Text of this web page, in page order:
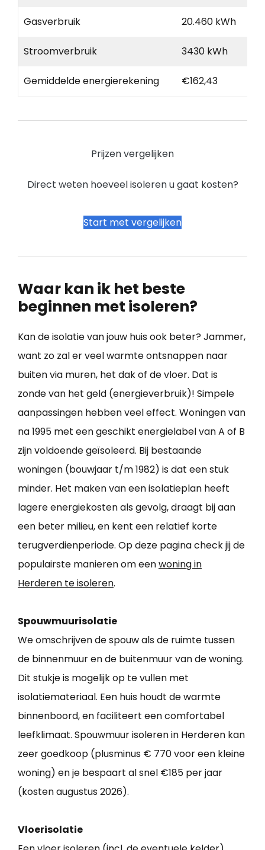
Gasverbruik 20.460 kWh
Stroomverbruik 3430 kWh
Gemiddelde energierekening €162,43
Prijzen vergelijken
Direct weten hoeveel isoleren u gaat kosten?
Start met vergelijken
Waar kan ik het beste
beginnen met isoleren?
Kan de isolatie van jouw huis ook beter? Jammer,
want zo zal er veel warmte ontsnappen naar
buiten via muren, het dak of de vloer. Dat is
zonde van het geld (energieverbruik)! Simpele
aanpassingen hebben veel effect. Woningen van
na 1995 met een geschikt energielabel van A of B
zijn voldoende geïsoleerd. Bij bestaande
woningen (bouwjaar t/m 1982) is dat een stuk
minder. Het maken van een isolatieplan heeft
lagere energiekosten als gevolg, draagt bij aan
een beter milieu, en kent een relatief korte
terugverdienperiode. Op deze pagina check jij de
populairste manieren om eenwoning in
Herderen te isoleren.
Spouwmuurisolatie
We omschrijven de spouw als de ruimte tussen
de binnenmuur en de buitenmuur van de woning.
Dit stukje is mogelijk op te vullen met
isolatiemateriaal. Een huis houdt de warmte
binnenboord, en faciliteert een comfortabel
leefklimaat. Spouwmuur isoleren in Herderen kan
zeer goedkoop (plusminus € 770 voor een kleine
woning) en je bespaart al snel €185 per jaar
(kosten augustus 2026).
Vloerisolatie